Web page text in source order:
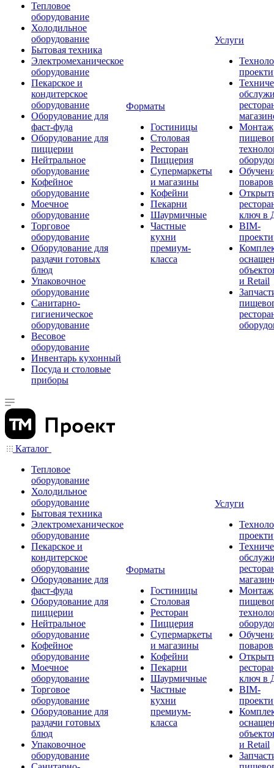
Тепловое
оборудование
Холодильное
оборудование
Бытовая техника
Электромеханическое
оборудование
Пекарское и
кондитерское
оборудование
Оборудование для
фаст-фуда
Оборудование для
пиццерии
Нейтральное
оборудование
Кофейное
оборудование
Моечное
оборудование
Торговое
оборудование
Оборудование для
раздачи готовых
блюд
Упаковочное
оборудование
Санитарно-
гигиеническое
оборудование
Весовое
оборудование
Инвентарь кухонный
Посуда и столовые
приборы
Форматы
Гостиницы
Столовая
Ресторан
Пиццерия
Супермаркеты
и магазины
Кофейни
Пекарни
Шаурмичные
Частные
кухни
премиум-
класса
Услуги
Монтаж
поваров
ключ в
BIM-
и Retail
Каталог
Тепловое
оборудование
Холодильное
оборудование
Бытовая техника
Электромеханическое
оборудование
Пекарское и
кондитерское
оборудование
Оборудование для
фаст-фуда
Оборудование для
пиццерии
Нейтральное
оборудование
Кофейное
оборудование
Моечное
оборудование
Торговое
оборудование
Оборудование для
раздачи готовых
блюд
Упаковочное
оборудование
Форматы
Гостиницы
Столовая
Ресторан
Пиццерия
Супермаркеты
и магазины
Кофейни
Пекарни
Шаурмичные
Частные
кухни
премиум-
класса
Услуги
Монтаж
поваров
ключ в
BIM-
и Retail